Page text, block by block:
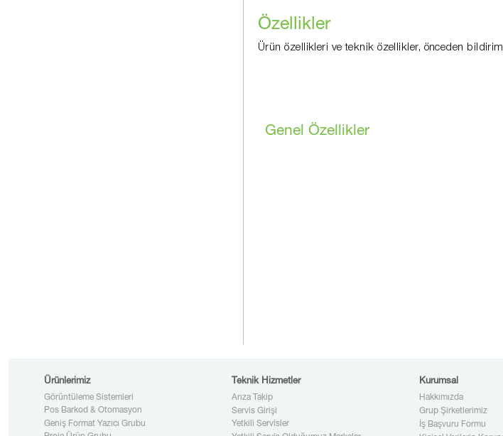
Özellikler
Ürün özellikleri ve teknik özellikler, önceden
Genel Özellikler
Ürünlerimiz
Görüntüleme Sistemleri
Pos Barkod & Otomasyon
Geniş Format Yazıcı Grubu
Teknik Hizmetler
Arıza Takip
Servis Girişi
Yetkili Servisler
Kurumsal
Hakkımızda
Grup Şirketlerimiz
İş Başvuru Formu